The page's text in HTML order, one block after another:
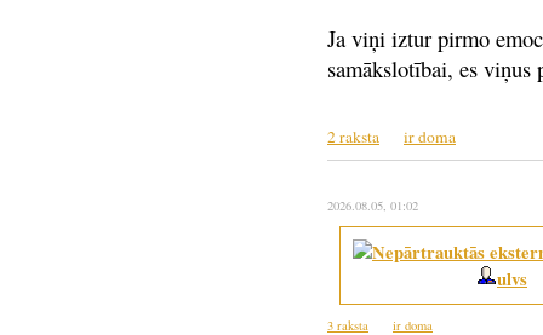
Ja viņi iztur pirmo
samākslotībai, es
2 raksta ir doma
2026.08.05, 01:02
ulvs
3 raksta ir doma